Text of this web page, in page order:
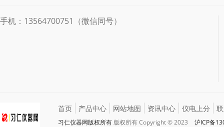
手机：13564700751（微信同号）
首页 产品中心 网站地图 资讯中心 仪电上分
习仁仪器网版权所有 版权所有 Copyright © 2023 沪ICP备